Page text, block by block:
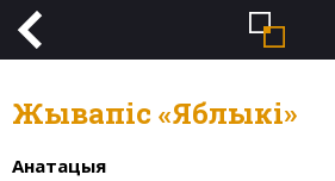
Жывапіс «Яблыкі»
Анатацыя